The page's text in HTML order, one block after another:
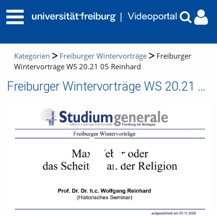
Kategorien Freiburger Wintervorträge
Freiburger
Wintervorträge WS 20.21 05 Reinhard
Freiburger Wintervorträge WS 20.21 05 Reinhard